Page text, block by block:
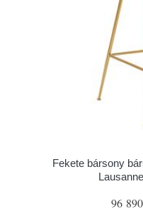
Fekete bársony
96